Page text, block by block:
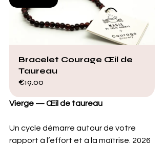
Bracelet Courage Œil de
Taureau
€19.00
Vierge — Œil de taureau
Un cycle démarre autour de votre
rapport à l’effort et à la maîtrise. 2026